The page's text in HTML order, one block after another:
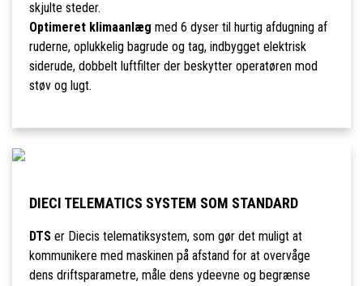
skjulte steder.
Optimeret klimaanlæg med 6 dyser til hurtig afdugning af
ruderne, oplukkelig bagrude og tag, indbygget elektrisk
siderude, dobbelt luftfilter der beskytter operatøren mod
støv og lugt.
DIECI TELEMATICS SYSTEM SOM STANDARD
DTSer Diecis telematiksystem, som gør det muligt at
kommunikere med maskinen på afstand for at overvåge
dens driftsparametre, måle dens ydeevne og begrænse